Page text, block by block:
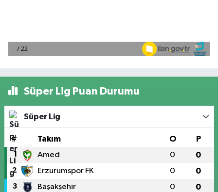
Süper Lig Puan Durumu
Süper Lig
# Takım O P
1 Amed 0 0
2 Erzurumspor FK 0 0
3 Başakşehir 0 0